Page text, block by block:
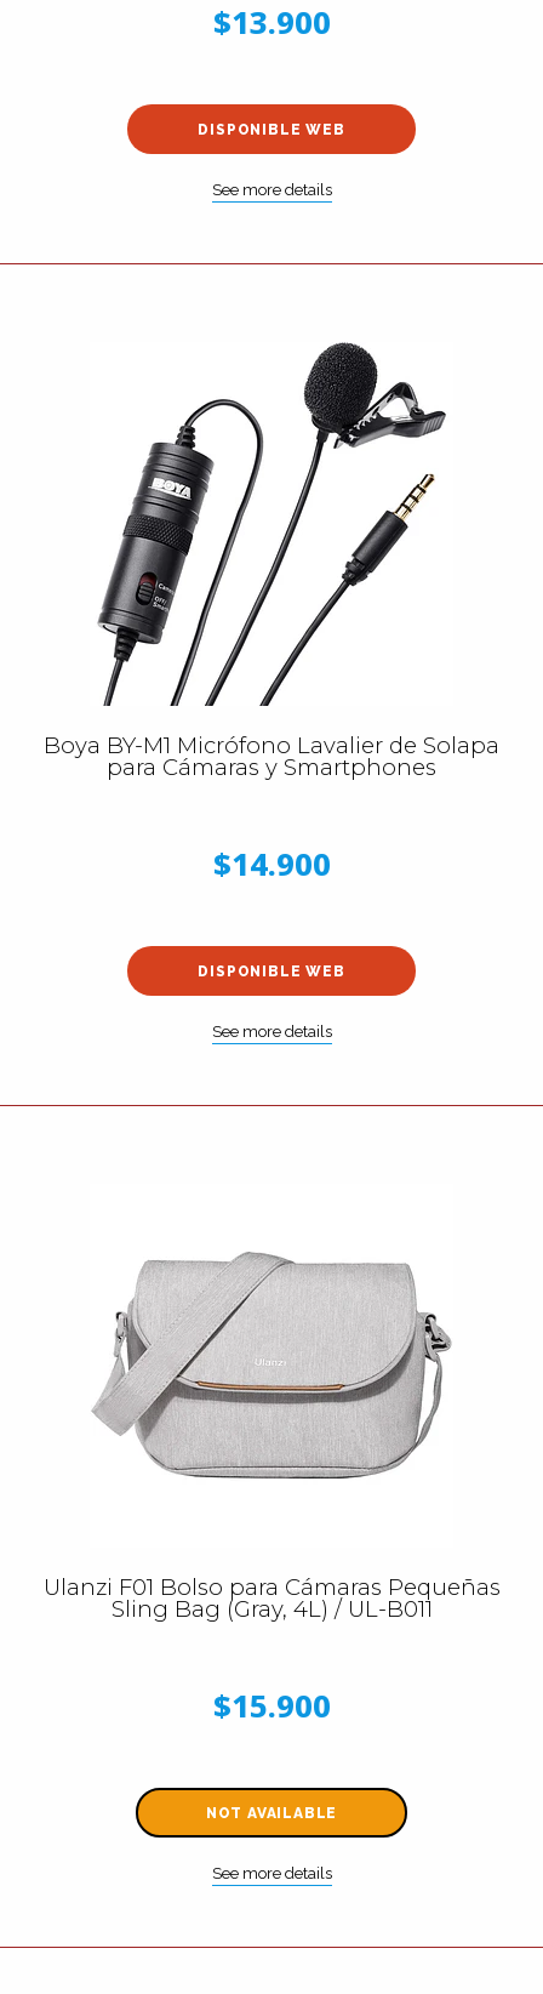
$13.900
DISPONIBLE WEB
See more details
Boya BY-M1 Micrófono Lavalier de Solapa
para Cámaras y Smartphones
$14.900
DISPONIBLE WEB
See more details
Ulanzi F01 Bolso para Cámaras Pequeñas
Sling Bag (Gray, 4L) / UL-B011
$15.900
NOT AVAILABLE
See more details